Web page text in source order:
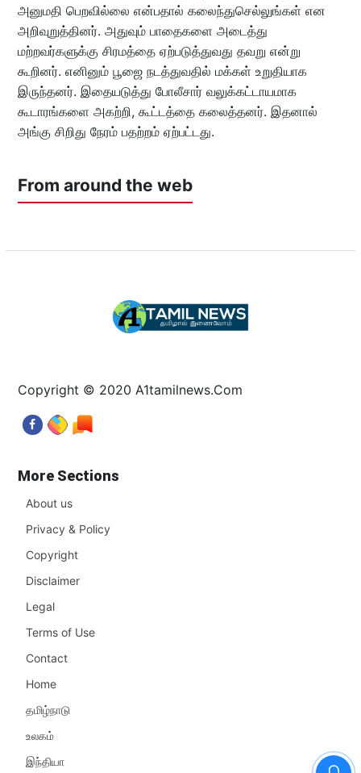
அனுமதி பெறவில்லை என்பதால் கலைந்துசெல்லுங்கள் என
அறிவுறுத்தினர். அதுவும் பாதைகளை அடைத்து
மற்றவர்களுக்கு சிரமத்தை ஏற்படுத்துவது தவறு என்று
கூறினர். எனினும் பூஜை நடத்துவதில் மக்கள் உறுதியாக
இருந்தனர். இதையடுத்து போலீசார் வலுக்கட்டாயமாக
கூடாரங்களை அகற்றி, கூட்டத்தை கலைத்தனர். இதனால்
அங்கு சிறிது நேரம் பதற்றம் ஏற்பட்டது.
From around the web
Copyright © 2020 A1tamilnews.Com
More Sections
About us
Privacy & Policy
Copyright
Disclaimer
Legal
Terms of Use
Contact
Home
தமிழ்நாடு
உலகம்
இந்தியா